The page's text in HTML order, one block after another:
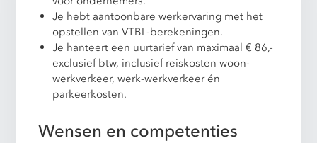
Je hebt aantoonbare werkervaring met het
opstellen van VTBL-berekeningen.
Je hanteert een uurtarief van maximaal € 86,-
exclusief btw, inclusief reiskosten woon-
werkverkeer, werk-werkverkeer én
parkeerkosten.
Wensen en competenties